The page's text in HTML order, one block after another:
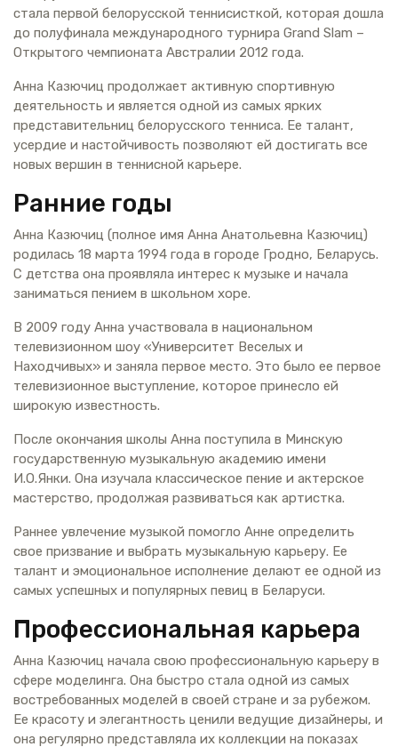
стала первой белорусской теннисисткой, которая дошла
до полуфинала международного турнира Grand Slam –
Открытого чемпионата Австралии 2012 года.
Анна Казючиц продолжает активную спортивную
деятельность и является одной из самых ярких
представительниц белорусского тенниса. Ее талант,
усердие и настойчивость позволяют ей достигать все
новых вершин в теннисной карьере.
Ранние годы
Анна Казючиц (полное имя Анна Анатольевна Казючиц)
родилась 18 марта 1994 года в городе Гродно, Беларусь.
С детства она проявляла интерес к музыке и начала
заниматься пением в школьном хоре.
В 2009 году Анна участвовала в национальном
телевизионном шоу «Университет Веселых и
Находчивых» и заняла первое место. Это было ее первое
телевизионное выступление, которое принесло ей
широкую известность.
После окончания школы Анна поступила в Минскую
государственную музыкальную академию имени
И.О.Янки. Она изучала классическое пение и актерское
мастерство, продолжая развиваться как артистка.
Раннее увлечение музыкой помогло Анне определить
свое призвание и выбрать музыкальную карьеру. Ее
талант и эмоциональное исполнение делают ее одной из
самых успешных и популярных певиц в Беларуси.
Профессиональная карьера
Анна Казючиц начала свою профессиональную карьеру в
сфере моделинга. Она быстро стала одной из самых
востребованных моделей в своей стране и за рубежом.
Ее красоту и элегантность ценили ведущие дизайнеры, и
она регулярно представляла их коллекции на показах